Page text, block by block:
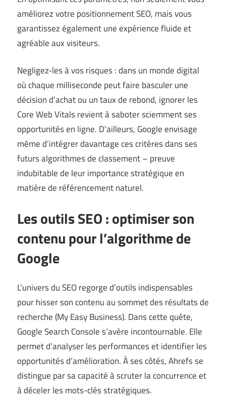
améliorez votre positionnement SEO, mais vous
garantissez également une expérience fluide et
agréable aux visiteurs.
Negligez-les à vos risques : dans un monde digital
où chaque milliseconde peut faire basculer une
décision d’achat ou un taux de rebond, ignorer les
Core Web Vitals revient à saboter sciemment ses
opportunités en ligne. D’ailleurs, Google envisage
même d’intégrer davantage ces critères dans ses
futurs algorithmes de classement – preuve
indubitable de leur importance stratégique en
matière de référencement naturel.
Les outils SEO : optimiser son
contenu pour l’algorithme de
Google
L’univers du SEO regorge d’outils indispensables
pour hisser son contenu au sommet des résultats de
recherche (My Easy Business). Dans cette quête,
Google Search Console s’avère incontournable. Elle
permet d’analyser les performances et identifier les
opportunités d’amélioration. À ses côtés, Ahrefs se
distingue par sa capacité à scruter la concurrence et
à déceler les mots-clés stratégiques.